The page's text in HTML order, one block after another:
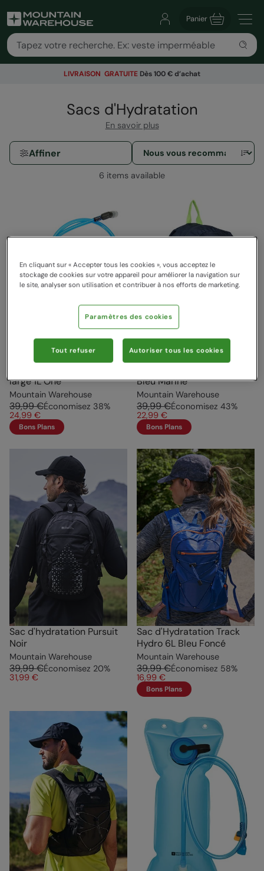
Panier
LIVRAISON GRATUITE Dès 100 € d’achat
Sacs d'Hydratation
En savoir plus
Affiner
6 items available
large 1L One
Mountain Warehouse
39,99 €Économisez 38%
24,99 €
Bons Plans
Bleu Marine
Mountain Warehouse
39,99 €Économisez 43%
22,99 €
Bons Plans
Sac d'hydratation Pursuit
Noir
Mountain Warehouse
39,99 €Économisez 20%
31,99 €
Sac d'Hydratation Track
Hydro 6L Bleu Foncé
Mountain Warehouse
39,99 €Économisez 58%
16,99 €
Bons Plans
En cliquant sur « Accepter tous les cookies », vous acceptez le
stockage de cookies sur votre appareil pour améliorer la navigation sur
le site, analyser son utilisation et contribuer à nos efforts de marketing.
Paramètres des cookies
Tout refuser Autoriser tous les cookies